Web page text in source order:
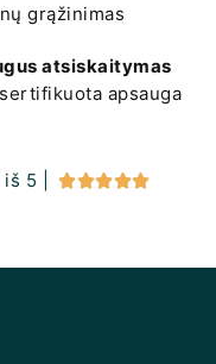
grąžinimas
atsiskaitymas
apsauga
iš 5 | 